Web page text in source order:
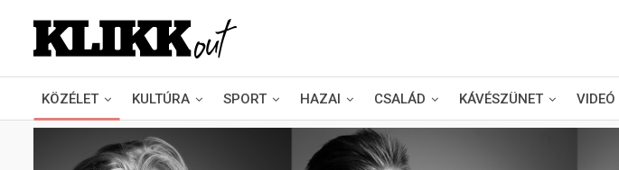
KÖZÉLET KULTÚRA SPORT HAZAI CSALÁD KÁVÉSZÜNET VIDEÓ